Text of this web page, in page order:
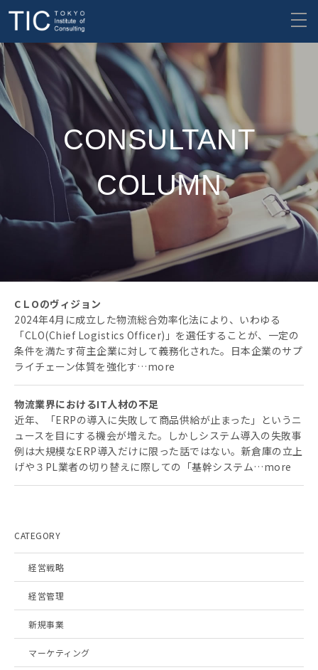
CONSULTANT
COLUMN
CＬOのヴィジョン
2024年4月に成立した物流総合効率化法により、いわゆる
「CLO(Chief Logistics Officer)」を選任することが、一定の
条件を満たす荷主企業に対して義務化された。日本企業のサプ
ライチェーン体質を強化す…more
物流業界におけるIT人材の不足
近年、「ERPの導入に失敗して商品供給が止まった」というニ
ュースを目にする機会が増えた。しかしシステム導入の失敗事
例は大規模なERP導入だけに限った話ではない。新倉庫の立上
げや３PL業者の切り替えに際しての「基幹システム…more
CATEGORY
経営戦略
経営管理
新規事業
マーケティング